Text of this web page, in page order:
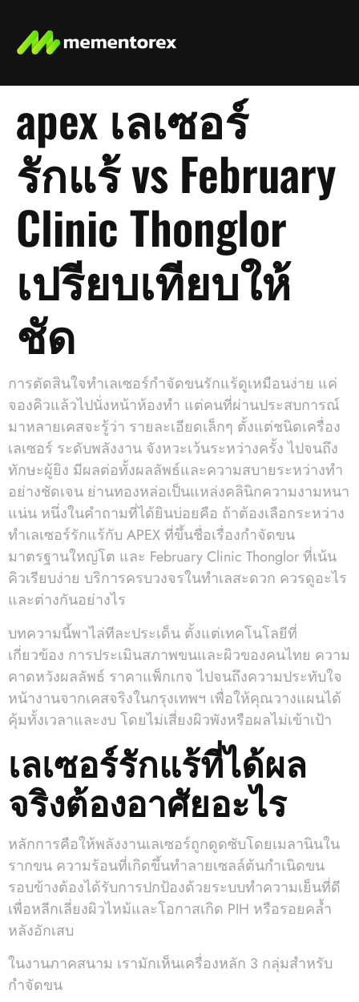
apex เลเซอร์
รักแร้ vs February
Clinic Thonglor
เปรียบเทียบให้
ชัด
การตัดสินใจทำเลเซอร์กำจัดขนรักแร้ดูเหมือนง่าย แค่
จองคิวแล้วไปนั่งหน้าห้องทำ แต่คนที่ผ่านประสบการณ์
มาหลายเคสจะรู้ว่า รายละเอียดเล็กๆ ตั้งแต่ชนิดเครื่อง
เลเซอร์ ระดับพลังงาน จังหวะเว้นระหว่างครั้ง ไปจนถึง
ทักษะผู้ยิง มีผลต่อทั้งผลลัพธ์และความสบายระหว่างทำ
อย่างชัดเจน ย่านทองหล่อเป็นแหล่งคลินิกความงามหนา
แน่น หนึ่งในคำถามที่ได้ยินบ่อยคือ ถ้าต้องเลือกระหว่าง
ทำเลเซอร์รักแร้กับ APEX ที่ขึ้นชื่อเรื่องกำจัดขน
มาตรฐานใหญ่โต และ February Clinic Thonglor ที่เน้น
คิวเรียบง่าย บริการครบวงจรในทำเลสะดวก ควรดูอะไร
และต่างกันอย่างไร
บทความนี้พาไล่ทีละประเด็น ตั้งแต่เทคโนโลยีที่
เกี่ยวข้อง การประเมินสภาพขนและผิวของคนไทย ความ
คาดหวังผลลัพธ์ ราคาแพ็กเกจ ไปจนถึงความประทับใจ
หน้างานจากเคสจริงในกรุงเทพฯ เพื่อให้คุณวางแผนได้
คุ้มทั้งเวลาและงบ โดยไม่เสี่ยงผิวพังหรือผลไม่เข้าเป้า
เลเซอร์รักแร้ที่ได้ผล
จริงต้องอาศัยอะไร
หลักการคือให้พลังงานเลเซอร์ถูกดูดซับโดยเมลานินใน
รากขน ความร้อนที่เกิดขึ้นทำลายเซลล์ต้นกำเนิดขน
รอบข้างต้องได้รับการปกป้องด้วยระบบทำความเย็นที่ดี
เพื่อหลีกเลี่ยงผิวไหม้และโอกาสเกิด PIH หรือรอยคล้ำ
หลังอักเสบ
ในงานภาคสนาม เรามักเห็นเครื่องหลัก 3 กลุ่มสำหรับ
กำจัดขน